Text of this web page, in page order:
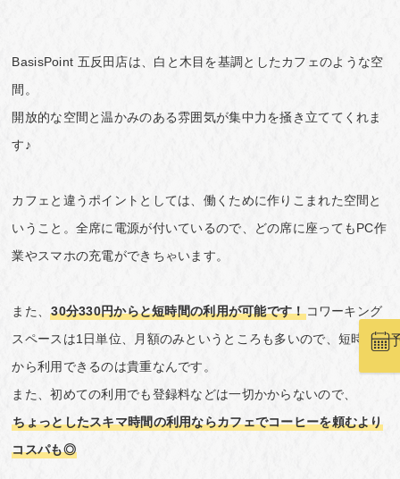
BasisPoint 五反田店は、白と木目を基調としたカフェのような空
間。
開放的な空間と温かみのある雰囲気が集中力を掻き立ててくれま
す♪
カフェと違うポイントとしては、働くために作りこまれた空間と
いうこと。全席に電源が付いているので、どの席に座ってもPC作
業やスマホの充電ができちゃいます。
また、30分330円からと短時間の利用が可能です！コワーキング
スペースは1日単位、月額のみというところも多いので、短時間
から利用できるのは貴重なんです。
また、初めての利用でも登録料などは一切かからないので、
ちょっとしたスキマ時間の利用ならカフェでコーヒーを頼むより
コスパも◎